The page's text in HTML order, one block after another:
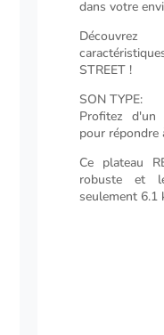
dans votre
STREET !
SON TYPE:
Profitez
pour répondre
Ce plateau
robuste et
seulement 6.1